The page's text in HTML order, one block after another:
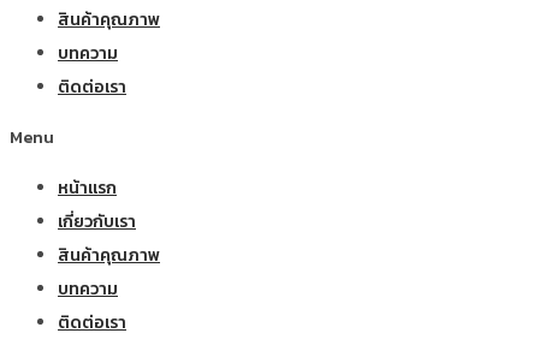
สินค้าคุณภาพ
บทความ
ติดต่อเรา
Menu
หน้าแรก
เกี่ยวกับเรา
สินค้าคุณภาพ
บทความ
ติดต่อเรา